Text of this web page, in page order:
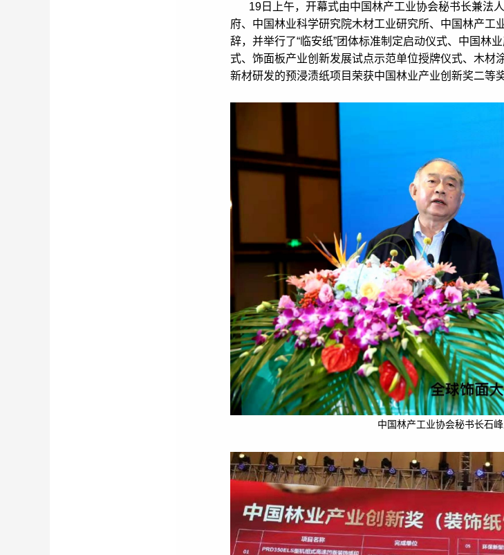
19日上午，开幕式由中国林产工业协会秘书长兼法
府、中国林业科学研究院木材工业研究所、中国林产工
辞，并举行了“临安纸”团体标准制定启动仪式、中国林
式、饰面板产业创新发展试点示范单位授牌仪式、木材
新材研发的预浸渍纸项目荣获中国林业产业创新奖二等
中国林产工业协会秘书长石